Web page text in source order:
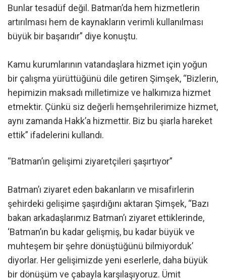
Bunlar tesadüf değil. Batman’da hem hizmetlerin
artırılması hem de kaynakların verimli kullanılması
büyük bir başarıdır” diye konuştu.
Kamu kurumlarının vatandaşlara hizmet için yoğun
bir çalışma yürüttüğünü dile getiren Şimşek, “Bizlerin,
hepimizin maksadı milletimize ve halkımıza hizmet
etmektir. Çünkü siz değerli hemşehrilerimize hizmet,
aynı zamanda Hakk’a hizmettir. Biz bu şiarla hareket
ettik” ifadelerini kullandı.
“Batman’ın gelişimi ziyaretçileri şaşırtıyor”
Batman’ı ziyaret eden bakanların ve misafirlerin
şehirdeki gelişime şaşırdığını aktaran Şimşek, “Bazı
bakan arkadaşlarımız Batman’ı ziyaret ettiklerinde,
‘Batman’ın bu kadar gelişmiş, bu kadar büyük ve
muhteşem bir şehre dönüştüğünü bilmiyorduk’
diyorlar. Her gelişimizde yeni eserlerle, daha büyük
bir dönüşüm ve çabayla karşılaşıyoruz. Ümit